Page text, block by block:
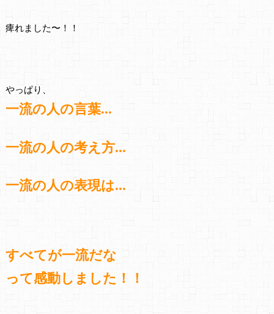
痺れました〜！！
やっぱり、
一流の人の言葉…
一流の人の考え方…
一流の人の表現は…
すべてが一流だな
って感動しました！！